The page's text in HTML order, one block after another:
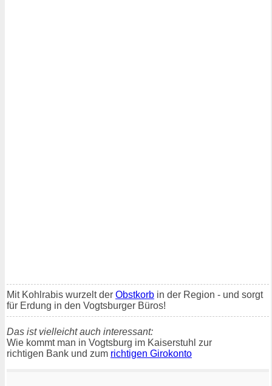
Mit Kohlrabis wurzelt der Obstkorb in der Region - und sorgt
für Erdung in den Vogtsburger Büros!
Das ist vielleicht auch interessant:
Wie kommt man in Vogtsburg im Kaiserstuhl zur
richtigen Bank und zum richtigen Girokonto